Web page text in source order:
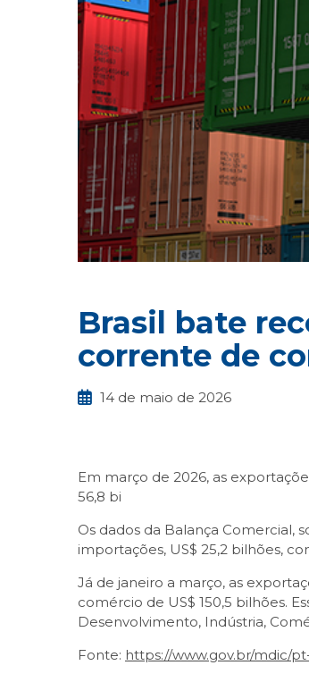
Brasil bate
corrente de
14 de maio de 2026
Em março de 2026, as
56,8 bi
Os dados da Balança Comercial,
importações, US$ 25,2 bilhões,
Já de janeiro a março, as
comércio de US$ 150,5 bilhões.
Desenvolvimento, Indústria,
Fonte: https://www.gov.br/mdic/